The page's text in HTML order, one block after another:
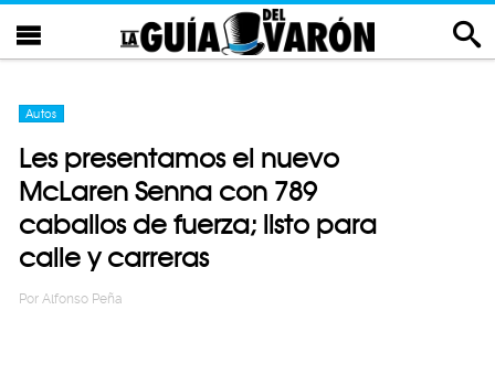
Autos
Les presentamos el nuevo
McLaren Senna con 789
caballos de fuerza; listo para
calle y carreras
Por Alfonso Peña